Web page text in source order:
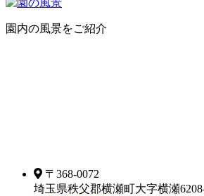
園内の風景をご紹介
〒368-0072
埼玉県秩父郡横瀬町大字横瀬